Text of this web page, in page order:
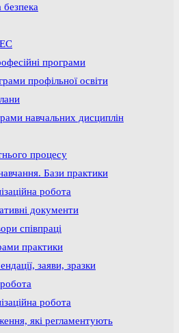
програми
профільної освіти
навчальних дисциплін
процесу
Бази практики
робота
документи
співпраці
практики
заяви, зразки
робота
які регламентують